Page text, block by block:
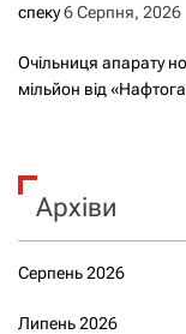
спеку6 Серпня, 2026
Очільниця апарату
мільйон від
Архіви
Серпень 2026
Липень 2026